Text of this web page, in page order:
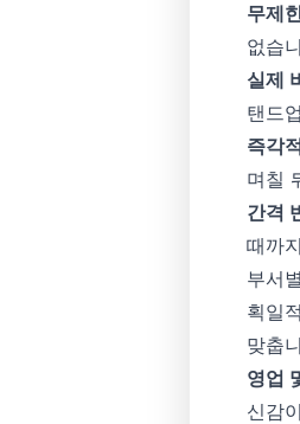
무제
없습
실제
탠드
즉각
며칠
간격
때까
부서
획일
맞춥
영업
신감